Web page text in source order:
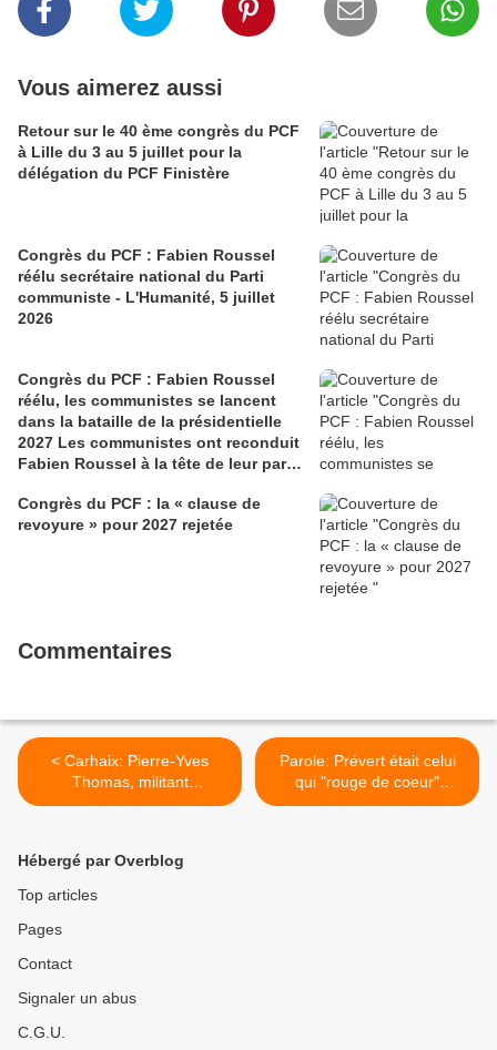
Vous aimerez aussi
Retour sur le 40 ème congrès du PCF
à Lille du 3 au 5 juillet pour la
délégation du PCF Finistère
Congrès du PCF : Fabien Roussel
réélu secrétaire national du Parti
communiste - L'Humanité, 5 juillet
2026
Congrès du PCF : Fabien Roussel
réélu, les communistes se lancent
dans la bataille de la présidentielle
2027 Les communistes ont reconduit
Fabien Roussel à la tête de leur parti,
Lille. Le secrétaire national, dont la
candidature devrait être officialisée le
Congrès du PCF : la « clause de
revoyure » pour 2027 rejetée
Commentaires
< Carhaix: Pierre-Yves
Thomas, militant
communiste depuis 50 ans
Parole: Prévert était celui
qui "rouge de coeur"
(L'Humanité, 7 avril 2017) >
Hébergé par Overblog
Top articles
Pages
Contact
Signaler un abus
C.G.U.